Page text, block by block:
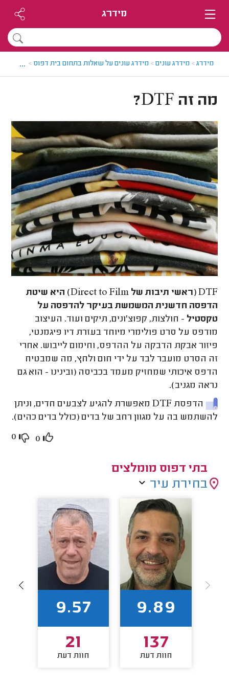
מידרג
מידרג> מידרג עונים> מידרג עונים על שאלות בתחום בית דפוס > מה זה DTF?
...
מה זה DTF?
DTF (ראשי תיבות של Direct to Film) היא שיטת
הדפסה חדשנית המשמשת בעיקר להדפסה על
טקסטיל - חולצות, קפוצ'ונים, תיקים ועוד. העיצוב
מודפס על סרט פולימרי מיוחד בעזרת דיו פיגמנטי,
פיזור אבקת הדבקה על ההדפס, וחימום לייבוש. אחרי
זה הסרט מועבר לבד על ידי חום ולחץ, מה שמבטיח
הדפס איכותי שמחזיק מעמד בכביסה (ובינינו - הוא גם
נראה מגניב).
הדפסת DTF מאפשרת להגיע לצבעים חדים, וניתן
להשתמש בה על מגוון רחב של בדים (כולל בדים כהים).
0
0
בתי דפוס מומלצים
בחירת עיר
9.89
137
חוות דעת
9.57
21
חוות דעת